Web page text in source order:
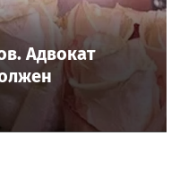
Адвокат